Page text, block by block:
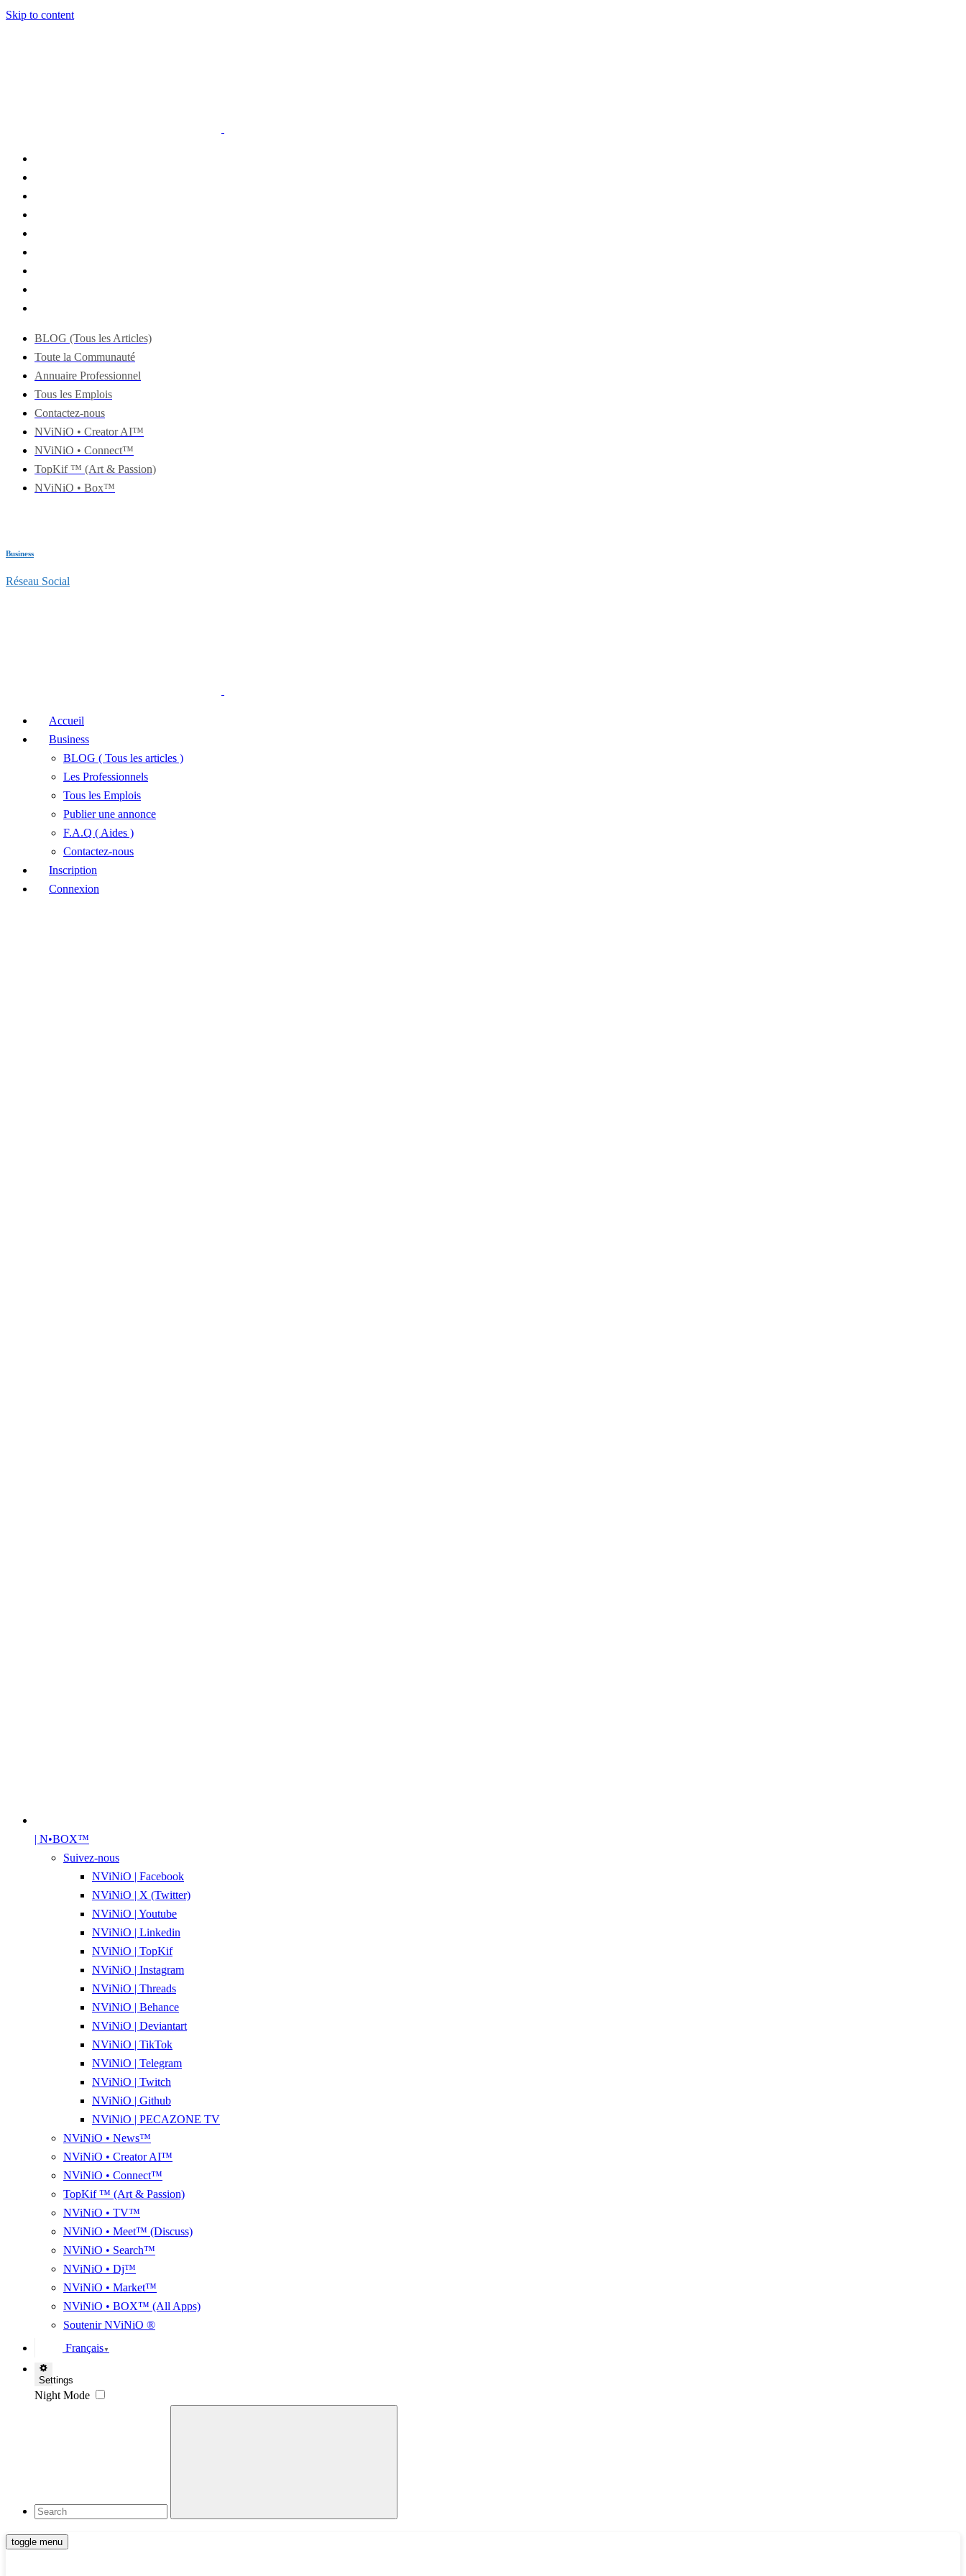
Skip to content
BLOG (Tous les Articles)
Toute la Communauté
Annuaire Professionnel
Tous les Emplois
Contactez-nous
NViNiO • Creator AI™
NViNiO • Connect™
TopKif ™ (Art & Passion)
NViNiO • Box™
Business
Réseau Social
Accueil
Business
BLOG ( Tous les articles )
Les Professionnels
Tous les Emplois
Publier une annonce
F.A.Q ( Aides )
Contactez-nous
Inscription
Connexion
| N•BOX™
Suivez-nous
NViNiO | Facebook
NViNiO | X (Twitter)
NViNiO | Youtube
NViNiO | Linkedin
NViNiO | TopKif
NViNiO | Instagram
NViNiO | Threads
NViNiO | Behance
NViNiO | Deviantart
NViNiO | TikTok
NViNiO | Telegram
NViNiO | Twitch
NViNiO | Github
NViNiO | PECAZONE TV
NViNiO • News™
NViNiO • Creator AI™
NViNiO • Connect™
TopKif ™ (Art & Passion)
NViNiO • TV™
NViNiO • Meet™ (Discuss)
NViNiO • Search™
NViNiO • Dj™
NViNiO • Market™
NViNiO • BOX™ (All Apps)
Soutenir NViNiO ®
Français ▼
Settings
Night Mode
toggle menu